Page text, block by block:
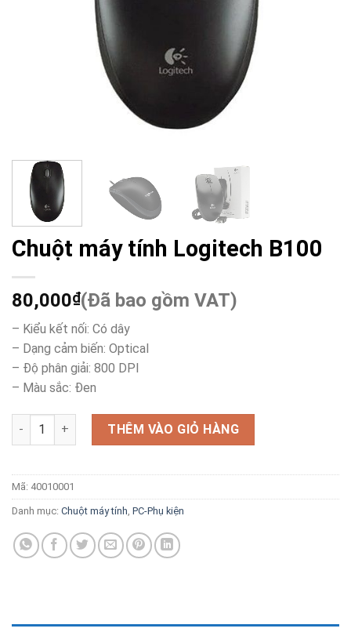
Chuột máy tính Logitech B100
80,000₫(Đã bao gồm VAT)
– Kiểu kết nối: Có dây
– Dạng cảm biến: Optical
– Độ phân giải: 800 DPI
– Màu sắc: Đen
Chuột máy tính Logitech B100 số lượng
THÊM VÀO GIỎ HÀNG
Mã: 40010001
Danh mục: Chuột máy tính PC-Phụ kiện